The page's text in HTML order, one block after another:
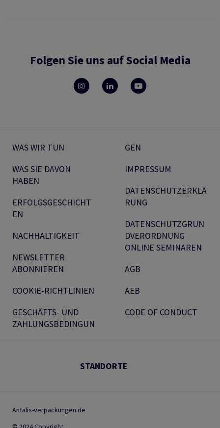
Folgen Sie uns auf Social Media
WAS WIR TUN
WAS SIE DAVON
HABEN
ERFOLGSGESCHICHT
EN
NACHHALTIGKEIT
NEWSLETTER
ABONNIEREN
COOKIE-RICHTLINIEN
GESCHÄFTS- UND
ZAHLUNGSBEDINGUN
GEN
IMPRESSUM
DATENSCHUTZERKLÄ
RUNG
DATENSCHUTZGRUN
DVERORDNUNG
ONLINE SEMINAREN
AGB
AEB
CODE OF CONDUCT
STANDORTE
Antalis-verpackungen.de